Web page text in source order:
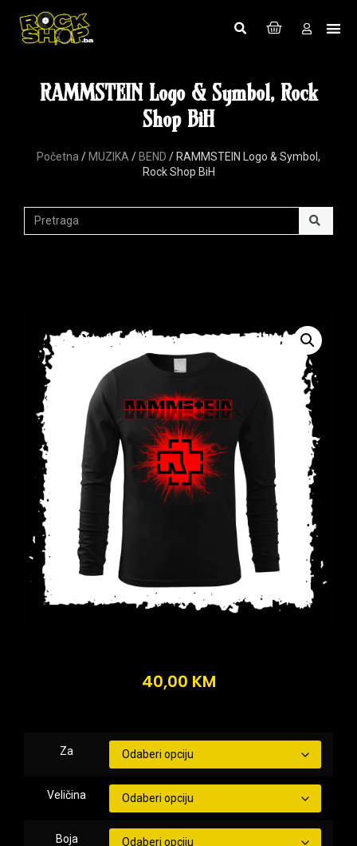
RAMMSTEIN Logo & Symbol, Rock
Shop BiH
Početna / MUZIKA / BEND / RAMMSTEIN Logo & Symbol,
Rock Shop BiH
40,00 KM
Za
Veličina
Boja